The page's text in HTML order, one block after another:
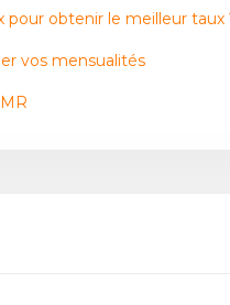
pour obtenir le meilleur taux
vos mensualités